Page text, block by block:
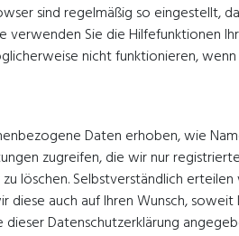
sind regelmäßig so eingestellt,
Sie die Hilfefunktionen
nicht funktionieren,
Daten erhoben, wie
zugreifen, die wir nur
Selbstverständlich
auch auf Ihren Wunsch,
Datenschutzerklärung